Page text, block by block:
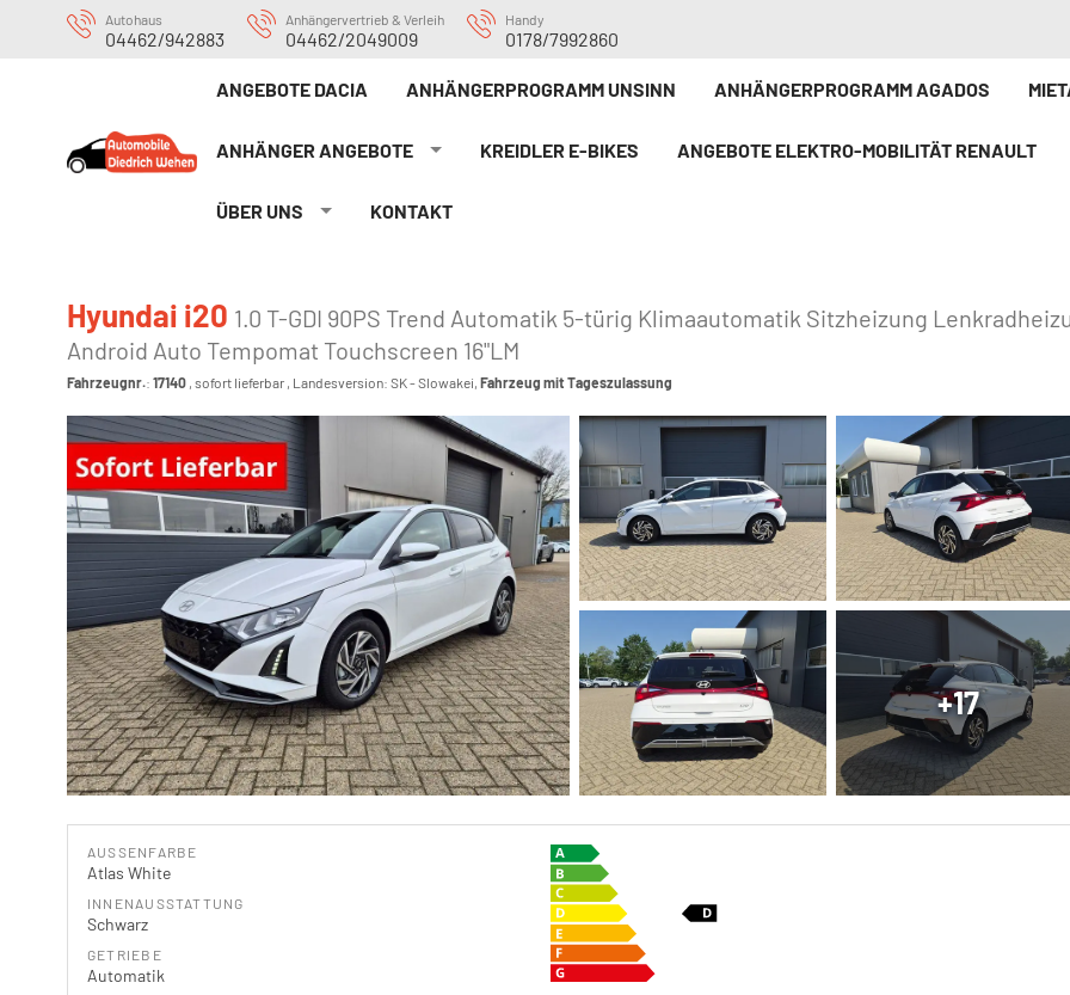
Autohaus
04462/942883
Anhängervertrieb & Verleih
04462/2049009
Handy
0178/7992860
ANGEBOTE DACIA ANHÄNGERPROGRAMM UNSINN ANHÄNGERPROGRAMM AGADOS
ANHÄNGER ANGEBOTE KREIDLER E-BIKE`S ANGEBOTE ELEKTRO-MOBILITÄT RENAULT
ÜBER UNS KONTAKT
Hyundai i20 1.0 T-GDI 90PS Trend Automatik 5-türig Klimaautomatik Sitzheizung
Android Auto Tempomat Touchscreen 16"LM
Fahrzeugnr.: 17140 , sofort lieferbar , Landesversion: SK - Slowakei, Fahrzeug mit Tageszulassung
+17
AUSSENFARBE
Atlas White
INNENAUSSTATTUNG
Schwarz
GETRIEBE
Automatik